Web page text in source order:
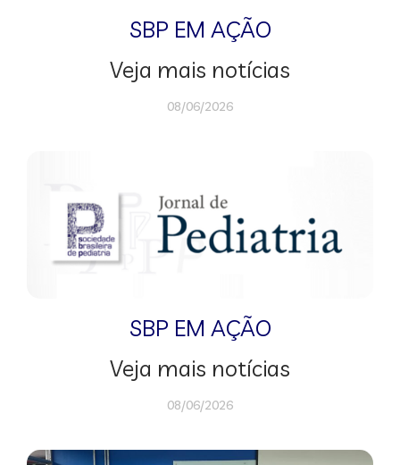
SBP EM AÇÃO
Veja mais notícias
08/06/2026
SBP EM AÇÃO
Veja mais notícias
08/06/2026